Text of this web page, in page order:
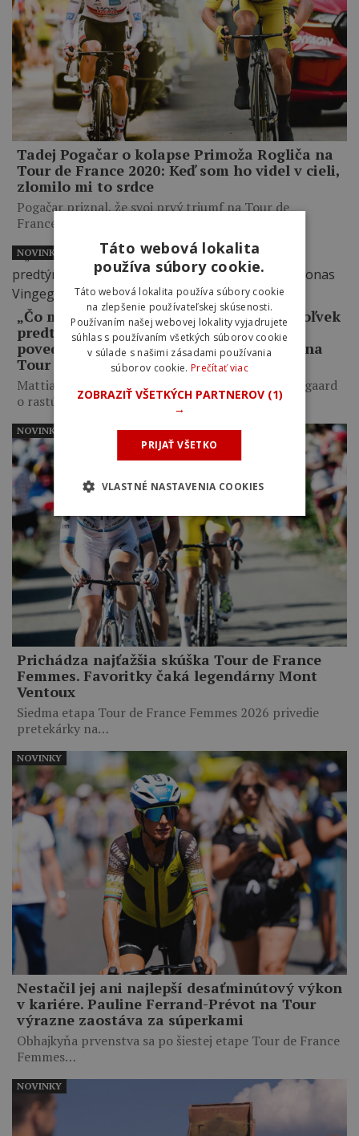
Tadej Pogačar o kolapse Primoža Rogliča na
Tour de France 2020: Keď som ho videl v cieli,
zlomilo mi to srdce
Pogačar priznal, že svoj prvý triumf na Tour de
France…
„Čo mám robiť, keď som lepší ako kedykoľvek
predtým, a on mi napriek tomu odíde?,“
povedal Jonas Vingegaard o Pogačarovi na
Tour de France
Mattias Skjelmose prezradil, čo mu povedal Vingegaard
o rastúcom výkonnostnom…
NOVINKY
Prichádza najťažšia skúška Tour de France
Femmes. Favoritky čaká legendárny Mont
Ventoux
Siedma etapa Tour de France Femmes 2026 privedie
pretekárky na…
NOVINKY
Nestačil jej ani najlepší desaťminútový výkon
v kariére. Pauline Ferrand-Prévot na Tour
výrazne zaostáva za súperkami
Obhajkyňa prvenstva sa po šiestej etape Tour de France
Femmes…
NOVINKY
NOVINKY
Táto webová lokalita
používa súbory cookie.
Táto webová lokalita používa súbory cookie
na zlepšenie používateľskej skúsenosti.
Používaním našej webovej lokality vyjadrujete
súhlas s používaním všetkých súborov cookie
v súlade s našimi zásadami používania
súborov cookie. Prečítať viac
ZOBRAZIŤ VŠETKÝCH PARTNEROV (1)
→
PRIJAŤ VŠETKO
VLASTNÉ NASTAVENIA COOKIES